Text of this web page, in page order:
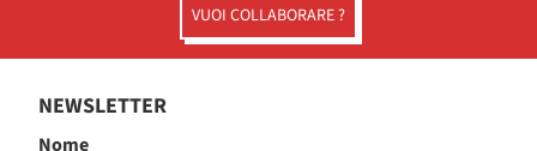
VUOI COLLABORARE ?
NEWSLETTER
Nome